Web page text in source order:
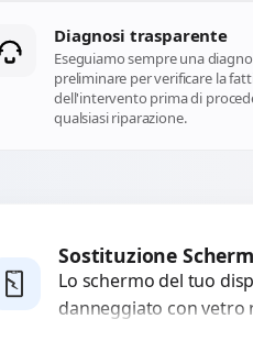
Diagnosi trasparente
Eseguiamo sempre una
preliminare per verificare la
dell'intervento prima di
qualsiasi riparazione.
Sostituzione
Lo schermo del tuo
danneggiato con vetro